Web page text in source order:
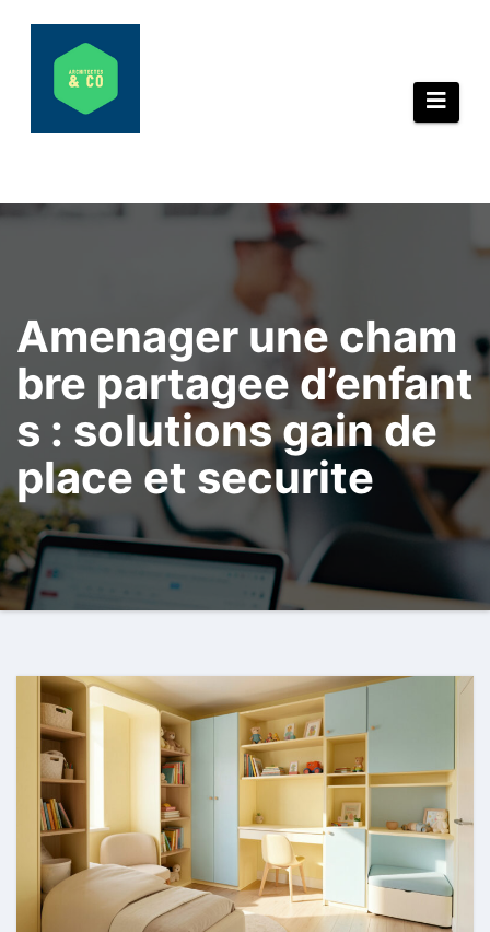
Amenager une cham
bre partagee d’enfant
s : solutions gain de
place et securite